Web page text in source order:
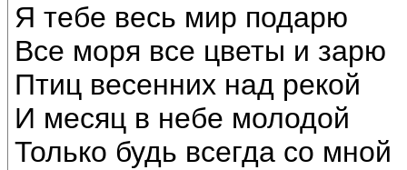
Я тебе весь мир подарю
Все моря все цветы и зарю
Птиц весенних над рекой
И месяц в небе молодой
Только будь всегда со мной